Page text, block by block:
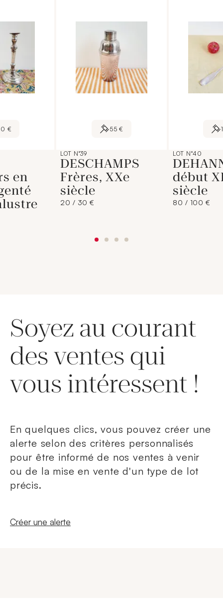
€
en
55 €
LOT N°39
DESCHAMPS
Frères, XXe
siècle
20 / 30 €
LOT N°40
début
siècle
80 / 100 €
Soyez au courant
des ventes qui
vous intéressent !
En quelques clics, vous pouvez créer une
alerte selon des critères personnalisés
pour être informé de nos ventes à venir
ou de la mise en vente d'un type de lot
précis.
Nouvelle fenêtre
Créer une alerte